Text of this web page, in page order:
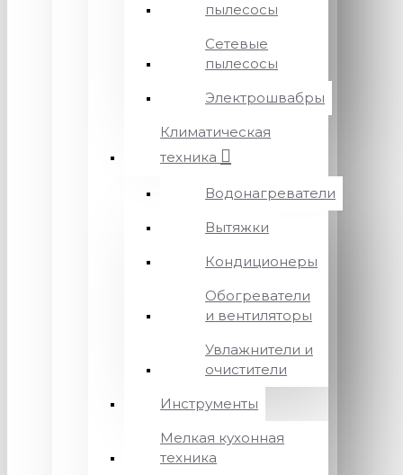
пылесосы
Сетевые
пылесосы
Электрошвабры
Климатическая
техника
Водонагреватели
Вытяжки
Кондиционеры
Обогреватели
и вентиляторы
Увлажнители и
очистители
Инструменты
Мелкая кухонная
техника